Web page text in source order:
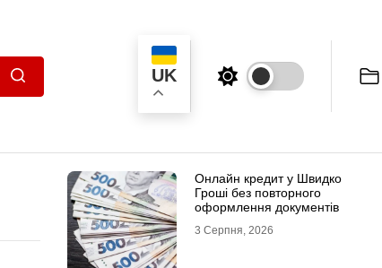
UK
Онлайн кредит у Швидко
Гроші без повторного
оформлення документів
3 Серпня, 2026